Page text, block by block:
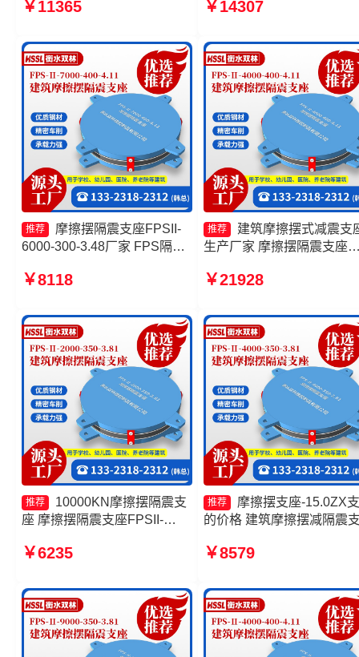
头工厂 摩擦摆支座源头工厂
￥11365
擦摆建筑隔震支座生产厂
￥14307
推荐
摩擦摆隔震支座FPSII-
6000-300-3.48厂家 FPS隔震
FPSII-10000-350-3.81 摩擦摆
4.11生产厂家
￥8118
推荐
建筑摩擦摆式减震支
生产厂家 摩擦摆隔震支座
家 摩擦摆建筑隔震支座厂
￥21928
推荐
10000KN摩擦摆隔震支
座 摩擦摆隔震支座FPSII-
球形支座厂家 建筑摩擦隔震支
￥6235
推荐
摩擦摆支座-15.0ZX
的价格 建筑摩擦摆减隔震
擦摆隔震支座FPSII-9000-
￥8579